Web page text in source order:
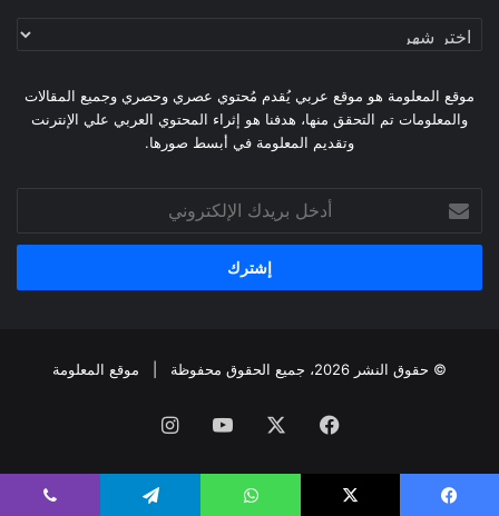
أرشيف
موقع المعلومة هو موقع عربي يُقدم مُحتوي عصري وحصري وجميع المقالات
والمعلومات تم التحقق منها، هدفنا هو إثراء المحتوي العربي علي الإنترنت
وتقديم المعلومة في أبسط صورها.
بريدك
الإلكتروني
© حقوق النشر 2026، جميع الحقوق محفوظة | موقع المعلومة
فيسبوك يوتيوبانستقرام